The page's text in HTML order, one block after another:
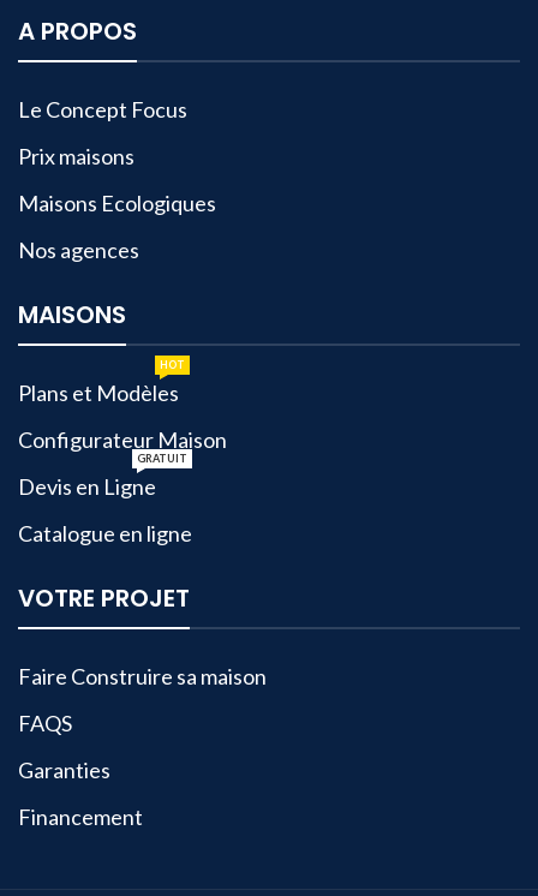
A PROPOS
Le Concept Focus
Prix maisons
Maisons Ecologiques
Nos agences
MAISONS
Plans et Modèles
HOT
Configurateur Maison
Devis en Ligne
GRATUIT
Catalogue en ligne
VOTRE PROJET
Faire Construire sa maison
FAQS
Garanties
Financement